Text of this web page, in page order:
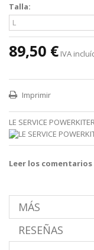
Talla:
89,50 € IVA
Imprimir
LE SERVICE
Leer los comentarios
MÁS
RESEÑAS